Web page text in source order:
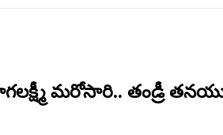
మరోసారి.. తండ్రీ